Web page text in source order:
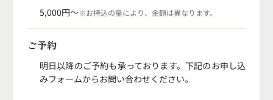
5,000円〜※お持込の量により、金額は異なります。
ご予約
明日以降のご予約も承っております。下記のお申し込
みフォームからお問い合わせください。